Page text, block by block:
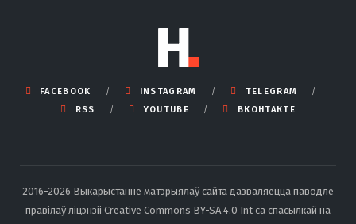
FACEBOOK INSTAGRAM
TELEGRAM
RSS
YOUTUBE ВКОНТАКТЕ
2016-2026 Выкарыстанне матэрыялаў сайта дазваляецца паводле
правілаў ліцэнзіі Creative Commons BY-SA 4.0 Int са спасылкай на